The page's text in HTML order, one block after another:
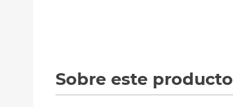
Sobre este producto